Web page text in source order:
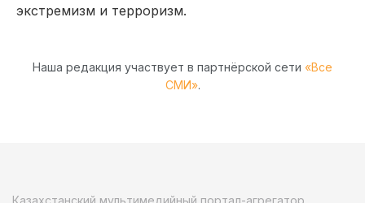
экстремизм и терроризм.
Наша редакция участвует в партнёрской сети «Все
СМИ».
Казахстанский мультимедийный портал-агрегатор